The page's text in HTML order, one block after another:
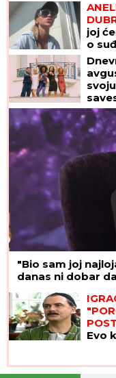
joj
o
DA
"Bio sam joj
danas ni dobar
Evo